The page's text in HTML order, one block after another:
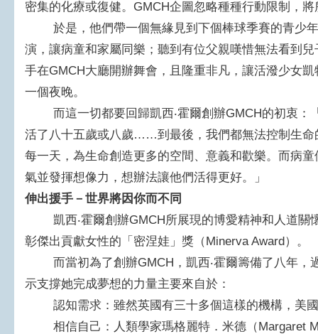
密集的化療或復健。GMCH企圖忽略種種行動限制，
於是，他們帶一個無緣見到下個棒球季賽的青少年
演，讓病童和家屬同樂；聽到有位父親嘆惜無法看到
手在GMCH大廳開辦舞會，且隆重非凡，讓活潑少女
一個夜晚。
而這一切都要回歸凱西‧霍爾創辦GMCH的初衷：
活了八十五歲或八歲……到最後，我們都無法控制生命
每一天，為生命創造更多的空間、意義和歡樂。而病
氣並發揮想像力，想辦法讓他們活得更好。」
伸出援手－世界將因你而不同
凱西‧霍爾創辦GMCH所展現的博愛精神和人道關
彰傑出貢獻女性的「密涅娃」獎（Minerva Award）。
而當初為了創辦GMCH，凱西‧霍爾籌備了八年，
示支撐她完成夢想的力量主要來自於：
認知需求：雖然英國有三十多個這樣的機構，美國
相信自己：人類學家瑪格麗特．米德（Margaret